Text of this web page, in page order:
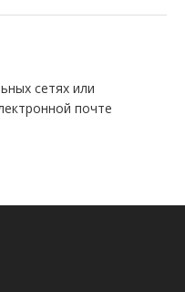
сетях или
почте